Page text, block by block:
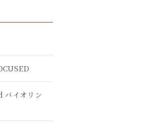
バイオリン